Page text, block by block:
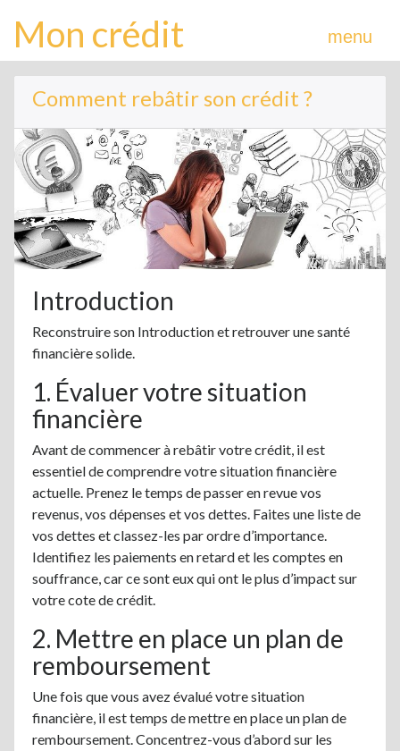
Mon crédit menu
Comment rebâtir son crédit ?
Introduction
Reconstruire son Introduction et retrouver une santé
financière solide.
1. Évaluer votre situation
financière
Avant de commencer à rebâtir votre crédit, il est
essentiel de comprendre votre situation financière
actuelle. Prenez le temps de passer en revue vos
revenus, vos dépenses et vos dettes. Faites une liste de
vos dettes et classez-les par ordre d’importance.
Identifiez les paiements en retard et les comptes en
souffrance, car ce sont eux qui ont le plus d’impact sur
votre cote de crédit.
2. Mettre en place un plan de
remboursement
Une fois que vous avez évalué votre situation
financière, il est temps de mettre en place un plan de
remboursement. Concentrez-vous d’abord sur les